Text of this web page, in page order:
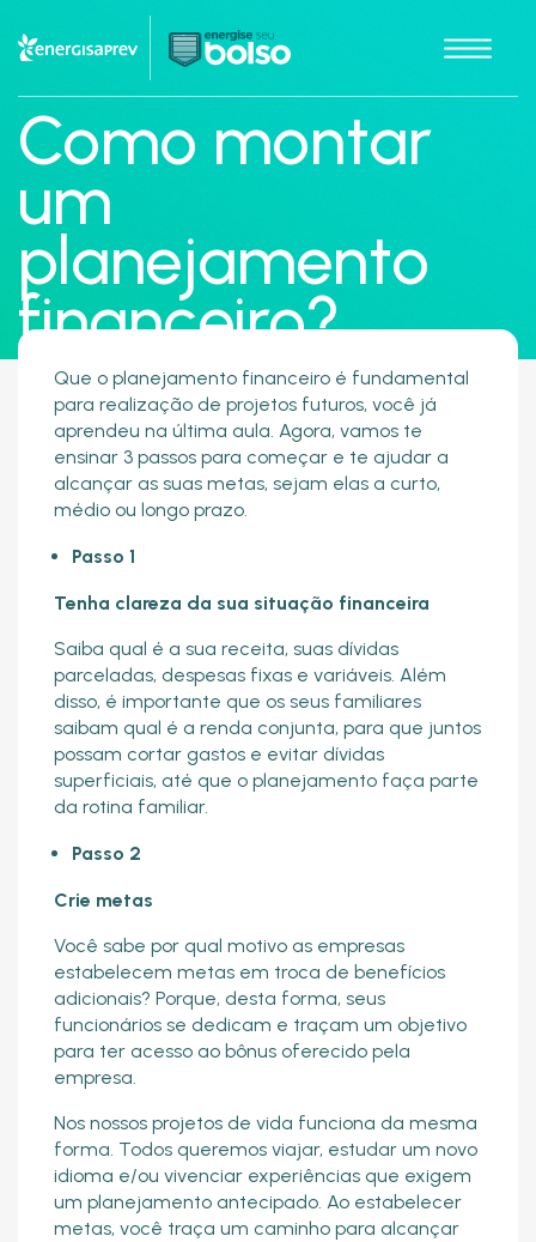
Como montar
um
planejamento
financeiro?
Que o planejamento financeiro é fundamental
para realização de projetos futuros, você já
aprendeu na última aula. Agora, vamos te
ensinar 3 passos para começar e te ajudar a
alcançar as suas metas, sejam elas a curto,
médio ou longo prazo.
Passo 1
Tenha clareza da sua situação financeira
Saiba qual é a sua receita, suas dívidas
parceladas, despesas fixas e variáveis. Além
disso, é importante que os seus familiares
saibam qual é a renda conjunta, para que juntos
possam cortar gastos e evitar dívidas
superficiais, até que o planejamento faça parte
da rotina familiar.
Passo 2
Crie metas
Você sabe por qual motivo as empresas
estabelecem metas em troca de benefícios
adicionais? Porque, desta forma, seus
funcionários se dedicam e traçam um objetivo
para ter acesso ao bônus oferecido pela
empresa.
Nos nossos projetos de vida funciona da mesma
forma. Todos queremos viajar, estudar um novo
idioma e/ou vivenciar experiências que exigem
um planejamento antecipado. Ao estabelecer
metas, você traça um caminho para alcançar